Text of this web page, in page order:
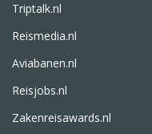
Triptalk.nl
Reismedia.nl
Aviabanen.nl
Reisjobs.nl
Zakenreisawards.nl